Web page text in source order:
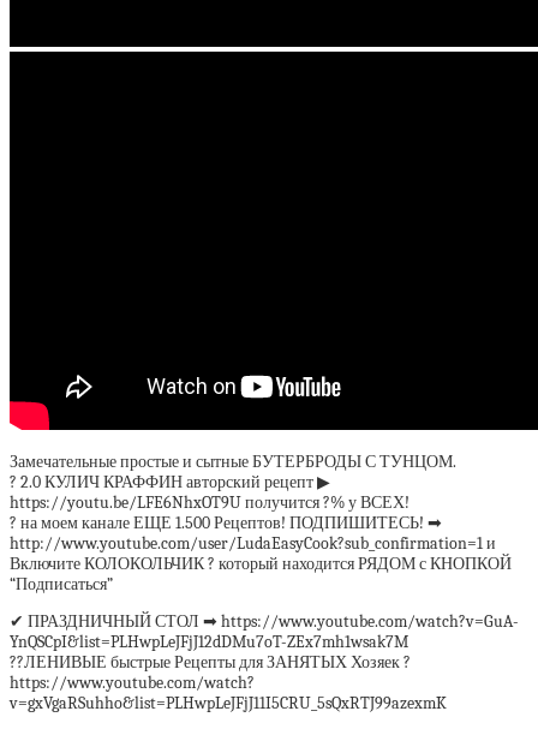
Замечательные простые и сытные БУТЕРБРОДЫ С ТУНЦОМ.
? 2.0 КУЛИЧ КРАФФИН авторский рецепт ▶
https://youtu.be/LFE6NhxOT9U получится ?% у ВСЕХ!
? на моем канале ЕЩЕ 1.500 Рецептов! ПОДПИШИТЕСЬ! ➡
http://www.youtube.com/user/LudaEasyCook?sub_confirmation=1 и
Включите КОЛОКОЛЬЧИК ? который находится РЯДОМ с КНОПКОЙ
“Подписаться”
✔ ПРАЗДНИЧНЫЙ СТОЛ ➡ https://www.youtube.com/watch?v=GuA-
YnQSCpI&list=PLHwpLeJFjJ12dDMu7oT-ZEx7mh1wsak7M
??ЛЕНИВЫЕ быстрые Рецепты для ЗАНЯТЫХ Хозяек ?
https://www.youtube.com/watch?
v=gxVgaRSuhho&list=PLHwpLeJFjJ11I5CRU_5sQxRTJ99azexmK